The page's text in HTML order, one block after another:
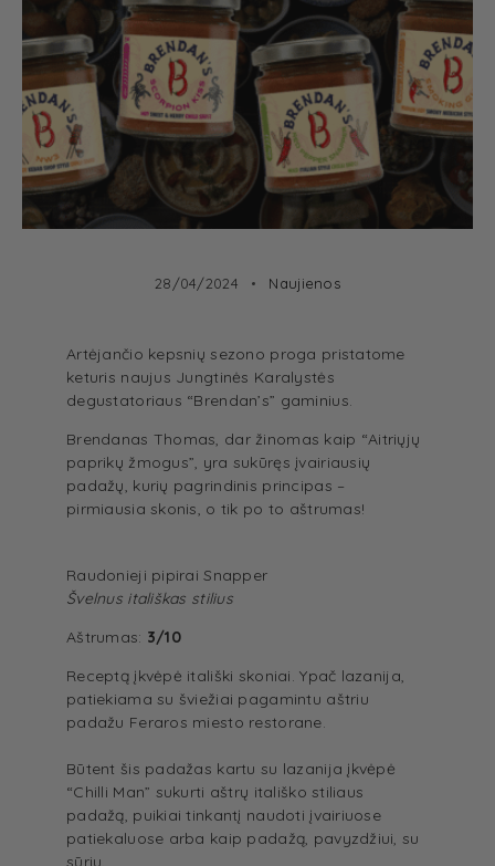
28/04/2024 Naujienos
Artėjančio kepsnių sezono proga pristatome
keturis naujus Jungtinės Karalystės
degustatoriaus “Brendan’s” gaminius.
Brendanas Thomas, dar žinomas kaip “Aitriųjų
paprikų žmogus”, yra sukūręs įvairiausių
padažų, kurių pagrindinis principas –
pirmiausia skonis, o tik po to aštrumas!
Raudonieji pipirai Snapper
Švelnus itališkas stilius
Aštrumas: 3/10
Receptą įkvėpė itališki skoniai. Ypač lazanija,
patiekiama su šviežiai pagamintu aštriu
padažu Feraros miesto restorane.
Būtent šis padažas kartu su lazanija įkvėpė
“Chilli Man” sukurti aštrų itališko stiliaus
padažą, puikiai tinkantį naudoti įvairiuose
patiekaluose arba kaip padažą, pavyzdžiui, su
sūriu.